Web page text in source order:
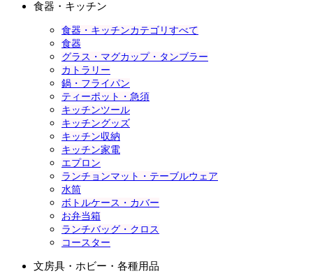
食器・キッチン
食器・キッチンカテゴリすべて
食器
グラス・マグカップ・タンブラー
カトラリー
鍋・フライパン
ティーポット・急須
キッチンツール
キッチングッズ
キッチン収納
キッチン家電
エプロン
ランチョンマット・テーブルウェア
水筒
ボトルケース・カバー
お弁当箱
ランチバッグ・クロス
コースター
文房具・ホビー・各種用品